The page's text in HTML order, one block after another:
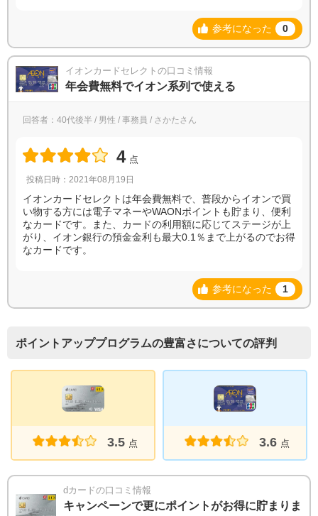
参考になった 0
イオンカードセレクトの口コミ情報
年会費無料でイオン系列で使える
回答者：40代後半 / 男性 / 事務員 / さかたさん
4 点
投稿日時：2021年08月19日
イオンカードセレクトは年会費無料で、普段からイオンで買
い物する方には電子マネーやWAONポイントも貯まり、便利
なカードです。また、カードの利用額に応じてステージが上
がり、イオン銀行の預金金利も最大0.1％まで上がるのでお得
なカードです。
参考になった 1
ポイントアッププログラムの豊富さについての評判
3.5 点 3.6 点
dカードの口コミ情報
キャンペーンで更にポイントがお得に貯まりま